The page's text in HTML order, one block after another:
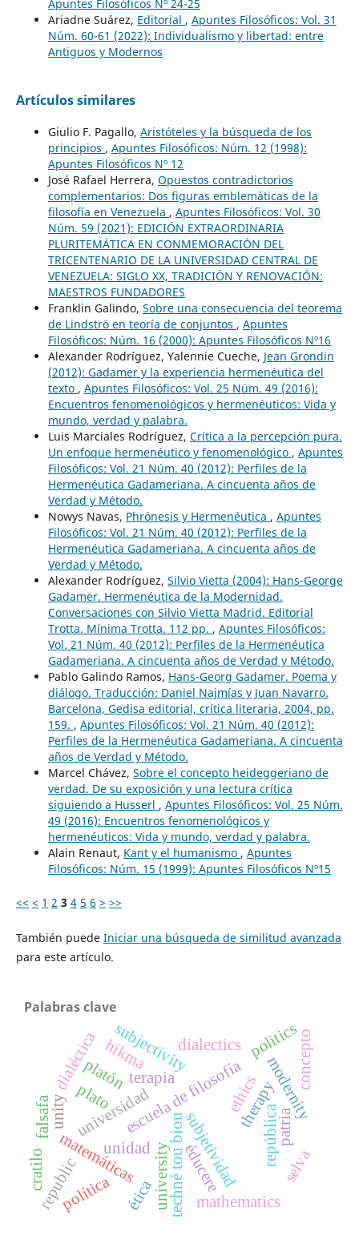
Apuntes Filosóficos Nº 24-25
Ariadne Suárez, Editorial , Apuntes Filosóficos: Vol. 31
Núm. 60-61 (2022): Individualismo y libertad: entre
Antiguos y Modernos
Artículos similares
Giulio F. Pagallo, Aristóteles y la búsqueda de los
principios , Apuntes Filosóficos: Núm. 12 (1998):
Apuntes Filosóficos Nº 12
José Rafael Herrera, Opuestos contradictorios
complementarios: Dos figuras emblemáticas de la
filosofía en Venezuela , Apuntes Filosóficos: Vol. 30
Núm. 59 (2021): EDICIÓN EXTRAORDINARIA
PLURITEMÁTICA EN CONMEMORACIÓN DEL
TRICENTENARIO DE LA UNIVERSIDAD CENTRAL DE
VENEZUELA: SIGLO XX, TRADICIÓN Y RENOVACIÓN:
MAESTROS FUNDADORES
Franklin Galindo, Sobre una consecuencia del teorema
de Lindströ en teoría de conjuntos , Apuntes
Filosóficos: Núm. 16 (2000): Apuntes Filosóficos Nº16
Alexander Rodríguez, Yalennie Cueche, Jean Grondin
(2012): Gadamer y la experiencia hermenéutica del
texto , Apuntes Filosóficos: Vol. 25 Núm. 49 (2016):
Encuentros fenomenológicos y hermenéuticos: Vida y
mundo, verdad y palabra.
Luis Marciales Rodríguez, Crítica a la percepción pura.
Un enfoque hermenéutico y fenomenológico , Apuntes
Filosóficos: Vol. 21 Núm. 40 (2012): Perfiles de la
Hermenéutica Gadameriana. A cincuenta años de
Verdad y Método.
Nowys Navas, Phrónesis y Hermenéutica , Apuntes
Filosóficos: Vol. 21 Núm. 40 (2012): Perfiles de la
Hermenéutica Gadameriana. A cincuenta años de
Verdad y Método.
Alexander Rodríguez, Silvio Vietta (2004): Hans-George
Gadamer. Hermenéutica de la Modernidad.
Conversaciones con Silvio Vietta Madrid. Editorial
Trotta. Mínima Trotta. 112 pp. , Apuntes Filosóficos:
Vol. 21 Núm. 40 (2012): Perfiles de la Hermenéutica
Gadameriana. A cincuenta años de Verdad y Método.
Pablo Galindo Ramos, Hans-Georg Gadamer. Poema y
diálogo. Traducción: Daniel Najmías y Juan Navarro.
Barcelona, Gedisa editorial, crítica literaria, 2004, pp.
159. , Apuntes Filosóficos: Vol. 21 Núm. 40 (2012):
Perfiles de la Hermenéutica Gadameriana. A cincuenta
años de Verdad y Método.
Marcel Chávez, Sobre el concepto heideggeriano de
verdad. De su exposición y una lectura crítica
siguiendo a Husserl , Apuntes Filosóficos: Vol. 25 Núm.
49 (2016): Encuentros fenomenológicos y
hermenéuticos: Vida y mundo, verdad y palabra.
Alain Renaut, Kant y el humanismo , Apuntes
Filosóficos: Núm. 15 (1999): Apuntes Filosóficos Nº15
<< < 1 2 3 4 5 6 > >>
También puede Iniciar una búsqueda de similitud avanzada
para este artículo.
Palabras clave
universidadescuela de filosofía
techné tou biou
terapia
éducere
subjetividad
university
therapy
subjectivity
platón
república
matemáticas
dialéctica
unidad
plato
republic mathematics
dialectics
unity
ética
política
modernity
ethics
politics
patria
selva
falsafa
hikma
cratilo
concepto